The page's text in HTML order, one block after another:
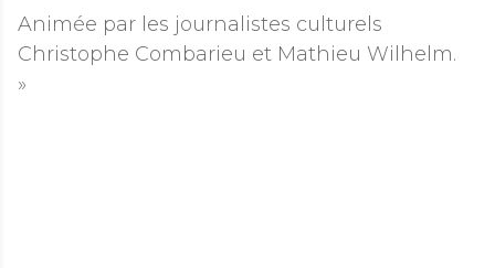
Animée par les journalistes culturels
Christophe Combarieu et Mathieu Wilhelm.
»